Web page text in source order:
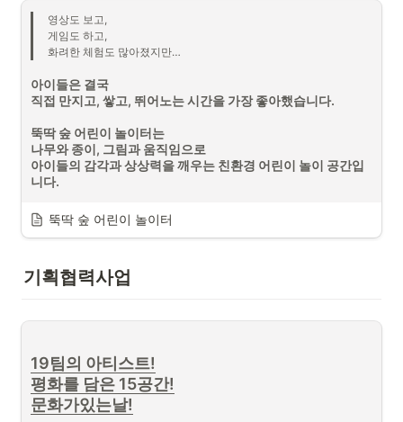
매마수란?
매월 마지막 수요일, 시민들이 일상 속에서 문화예술을 쉽고 가깝게 즐길
수 있도록 마련된 문화 프로그램입니다.
영상도 보고,
게임도 하고,
화려한 체험도 많아졌지만…
아이들은 결국
직접 만지고, 쌓고, 뛰어노는 시간을 가장 좋아했습니다.
뚝딱 숲 어린이 놀이터는
나무와 종이, 그림과 움직임으로
아이들의 감각과 상상력을 깨우는 친환경 어린이 놀이 공간입
니다.
뚝딱 숲 어린이 놀이터
기획협력사업
19팀의 아티스트!
평화를 담은 15공간!
문화가있는날!